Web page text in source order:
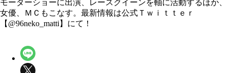
モーターショーに出演、レースクイーンを軸に活動するほか、
女優、ＭＣもこなす。最新情報は公式Ｔｗｉｔｔｅｒ
【@96neko_matti】にて！